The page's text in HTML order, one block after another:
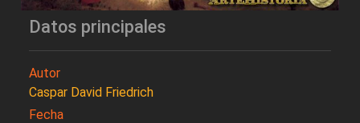
Datos principales
Autor
Caspar David Friedrich
Fecha